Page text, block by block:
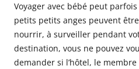
Voyager avec bébé peut
petits petits anges peuvent
nourrir, à surveiller pendant
destination, vous ne pouvez
demander si l’hôtel, le